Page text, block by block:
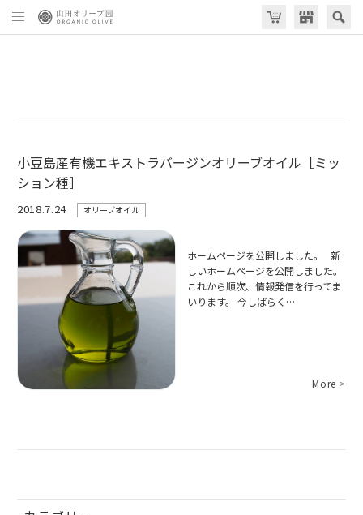
小豆島産有機エキストラバージンオリーブオイル［ミッ
ション種］
2018.7.24 オリーブオイル
ホームページを公開しました。 新
しいホームページを公開しました。
これから順次、情報発信を行ってま
いります。 今しばらく…
More >